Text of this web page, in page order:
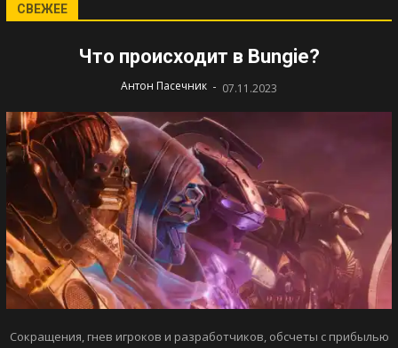
СВЕЖЕЕ
Что происходит в Bungie?
Антон Пасечник - 07.11.2023
Сокращения, гнев игроков и разработчиков, обсчеты с прибылью